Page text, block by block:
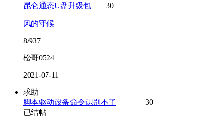
昆仑通态U盘升级包
30
风的守候
8/937
松哥0524
2021-07-11
求助
脚本驱动设备命令识别不了
30
已结帖